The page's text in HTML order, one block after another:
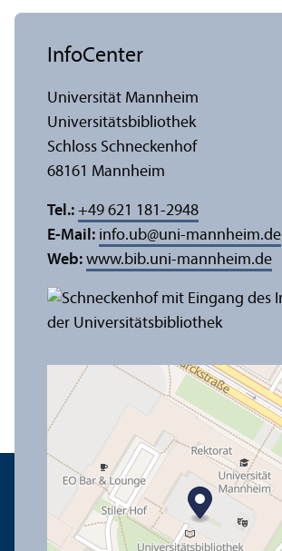
InfoCenter
Universität Mannheim
Universitäts­bibliothek
Schloss Schneckenhof
68161 Mannheim
Tel.: +49 621 181-2948
E-Mail: info.ub@uni-mannheim.de
Web: www.bib.uni-mannheim.de